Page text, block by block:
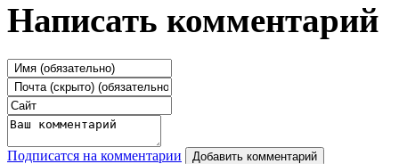
Написать комментарий
Подписатся на комментарии Добавить комментарий